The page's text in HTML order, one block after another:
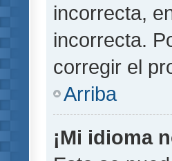
incorrecta,
incorrecta.
corregir el
Arriba
¡Mi idioma